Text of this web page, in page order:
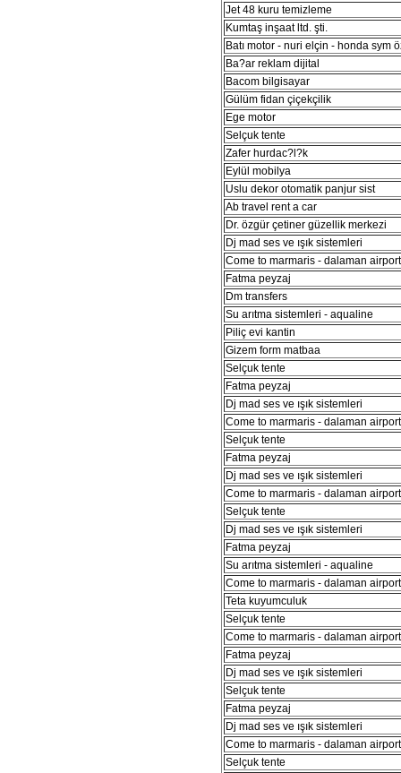
Jet 48 kuru temizleme
Kumtaş inşaat ltd. şti.
Batı motor - nuri elçin - honda sym
Ba?ar reklam dijital
Bacom bilgisayar
Gülüm fidan çiçekçilik
Ege motor
Selçuk tente
Zafer hurdac?l?k
Eylül mobilya
Uslu dekor otomatik panjur sist
Ab travel rent a car
Dr. özgür çetiner güzellik merkezi
Dj mad ses ve ışık sistemleri
Come to marmaris - dalaman
Fatma peyzaj
Dm transfers
Su arıtma sistemleri - aqualine
Piliç evi kantin
Gizem form matbaa
Selçuk tente
Fatma peyzaj
Dj mad ses ve ışık sistemleri
Come to marmaris - dalaman
Selçuk tente
Fatma peyzaj
Dj mad ses ve ışık sistemleri
Come to marmaris - dalaman
Selçuk tente
Dj mad ses ve ışık sistemleri
Fatma peyzaj
Su arıtma sistemleri - aqualine
Come to marmaris - dalaman
Teta kuyumculuk
Selçuk tente
Come to marmaris - dalaman
Fatma peyzaj
Dj mad ses ve ışık sistemleri
Selçuk tente
Fatma peyzaj
Dj mad ses ve ışık sistemleri
Come to marmaris - dalaman
Selçuk tente